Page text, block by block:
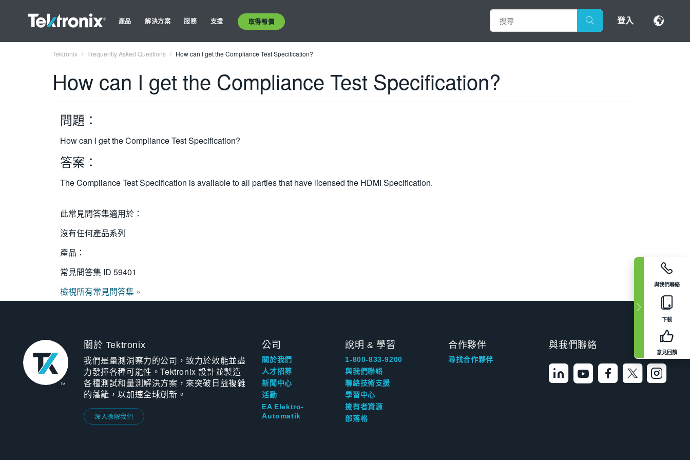
產品 解決方案 服務 支援 取得報價 登入
與我們聯絡
下載
意見回饋
Tektronix Frequently Asked Questions How can I get the Compliance Test Specification?
How can I get the Compliance Test Specification?
問題：
How can I get the Compliance Test Specification?
答案：
The Compliance Test Specification is available to all parties that have licensed the HDMI Specification.
此常見問答集適用於：
沒有任何產品系列
產品：
常見問答集 ID 59401
檢視所有常見問答集 »
關於 Tektronix
我們是量測洞察力的公司，致力於效能並盡
力發揮各種可能性。Tektronix 設計並製造
各種測試和量測解決方案，來突破日益複雜
的藩籬，以加速全球創新。
深入瞭解我們
公司
關於我們
人才招募
新聞中心
活動
EA Elektro-
Automatik
說明 & 學習
1-800-833-9200
與我們聯絡
聯絡技術支援
學習中心
擁有者資源
部落格
合作夥伴
尋找合作夥伴
與我們聯絡